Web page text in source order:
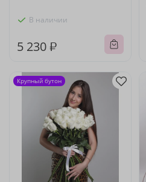
В наличии
5 230 ₽
Крупный бутон